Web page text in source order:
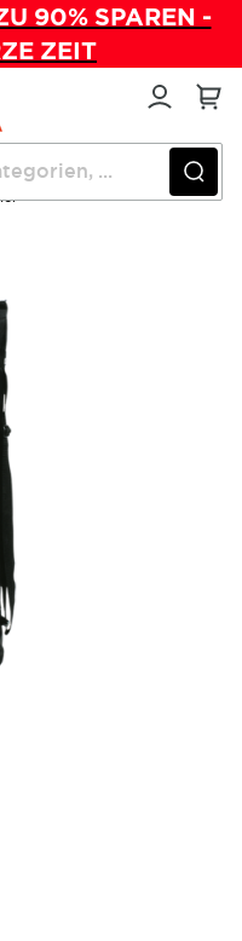
90% SPAREN -
ZEIT